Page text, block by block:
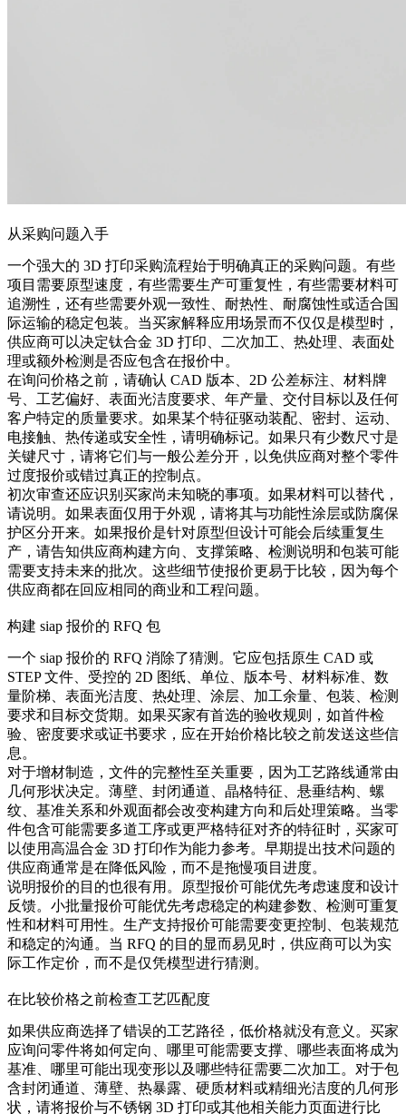
从采购问题入手
一个强大的 3D 打印采购流程始于明确真正的采购问题。有些
项目需要原型速度，有些需要生产可重复性，有些需要材料可
追溯性，还有些需要外观一致性、耐热性、耐腐蚀性或适合国
际运输的稳定包装。当买家解释应用场景而不仅仅是模型时，
供应商可以决定钛合金 3D 打印 、二次加工、热处理、表面处
理或额外检测是否应包含在报价中。
在询问价格之前，请确认 CAD 版本、2D 公差标注、材料牌
号、工艺偏好、表面光洁度要求、年产量、交付目标以及任何
客户特定的质量要求。如果某个特征驱动装配、密封、运动、
电接触、热传递或安全性，请明确标记。如果只有少数尺寸是
关键尺寸，请将它们与一般公差分开，以免供应商对整个零件
过度报价或错过真正的控制点。
初次审查还应识别买家尚未知晓的事项。如果材料可以替代，
请说明。如果表面仅用于外观，请将其与功能性涂层或防腐保
护区分开来。如果报价是针对原型但设计可能会后续重复生
产，请告知供应商构建方向、支撑策略、检测说明和包装可能
需要支持未来的批次。这些细节使报价更易于比较，因为每个
供应商都在回应相同的商业和工程问题。
构建 siap 报价的 RFQ 包
一个 siap 报价的 RFQ 消除了猜测。它应包括原生 CAD 或
STEP 文件、受控的 2D 图纸、单位、版本号、材料标准、数
量阶梯、表面光洁度、热处理、涂层、加工余量、包装、检测
要求和目标交货期。如果买家有首选的验收规则，如首件检
验、密度要求或证书要求，应在开始价格比较之前发送这些信
息。
对于增材制造，文件的完整性至关重要，因为工艺路线通常由
几何形状决定。薄壁、封闭通道、晶格特征、悬垂结构、螺
纹、基准关系和外观面都会改变构建方向和后处理策略。当零
件包含可能需要多道工序或更严格特征对齐的特征时，买家可
以使用高温合金 3D 打印作为能力参考。早期提出技术问题的
供应商通常是在降低风险，而不是拖慢项目进度。
说明报价的目的也很有用。原型报价可能优先考虑速度和设计
反馈。小批量报价可能优先考虑稳定的构建参数、检测可重复
性和材料可用性。生产支持报价可能需要变更控制、包装规范
和稳定的沟通。当 RFQ 的目的显而易见时，供应商可以为实
际工作定价，而不是仅凭模型进行猜测。
在比较价格之前检查工艺匹配度
如果供应商选择了错误的工艺路径，低价格就没有意义。买家
应询问零件将如何定向、哪里可能需要支撑、哪些表面将成为
基准、哪里可能出现变形以及哪些特征需要二次加工。对于包
含封闭通道、薄壁、热暴露、硬质材料或精细光洁度的几何形
状，请将报价与不锈钢 3D 打印或其他相关能力页面进行比